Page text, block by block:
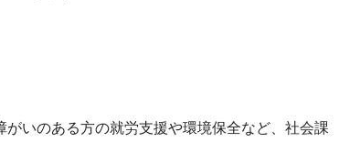
いのある方の就労支援や環境保全など、社会課